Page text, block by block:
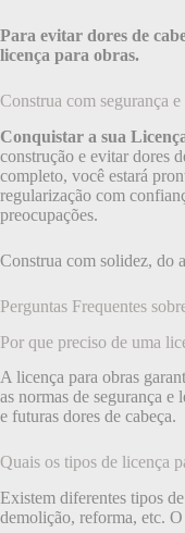
Para evitar dores de
licença para obras.
Construa com segurança
Conquistar a sua
construção e evitar dores
completo, você estará
regularização com
preocupações.
Construa com solidez, do
Perguntas Frequentes
Por que preciso de uma
A licença para obras
as normas de segurança
e futuras dores de cabeça.
Quais os tipos de licença
Existem diferentes tipos
demolição, reforma, etc.